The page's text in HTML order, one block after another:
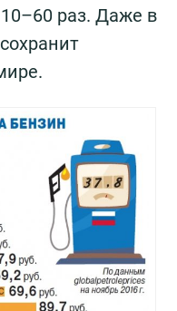
раз. Даже в